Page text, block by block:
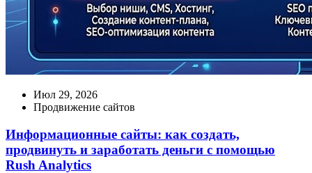
Июл 29, 2026
Продвижение сайтов
Информационные сайты: как создать,
продвинуть и заработать деньги с помощью
Rush Analytics